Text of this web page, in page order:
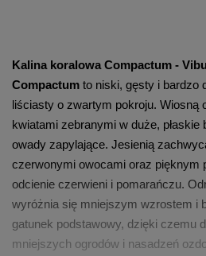
Kalina koralowa Compactum -
Compactum to niski, gęsty i bardzo
liściasty o zwartym pokroju. Wiosną
kwiatami zebranymi w duże,
owady zapylające. Jesienią
czerwonymi owocami oraz pięknym
odcienie czerwieni i pomarańczu.
wyróżnia się mniejszym wzrostem i
gatunek podstawowy, dzięki czemu
mniejszych ogrodów i nasadzeń